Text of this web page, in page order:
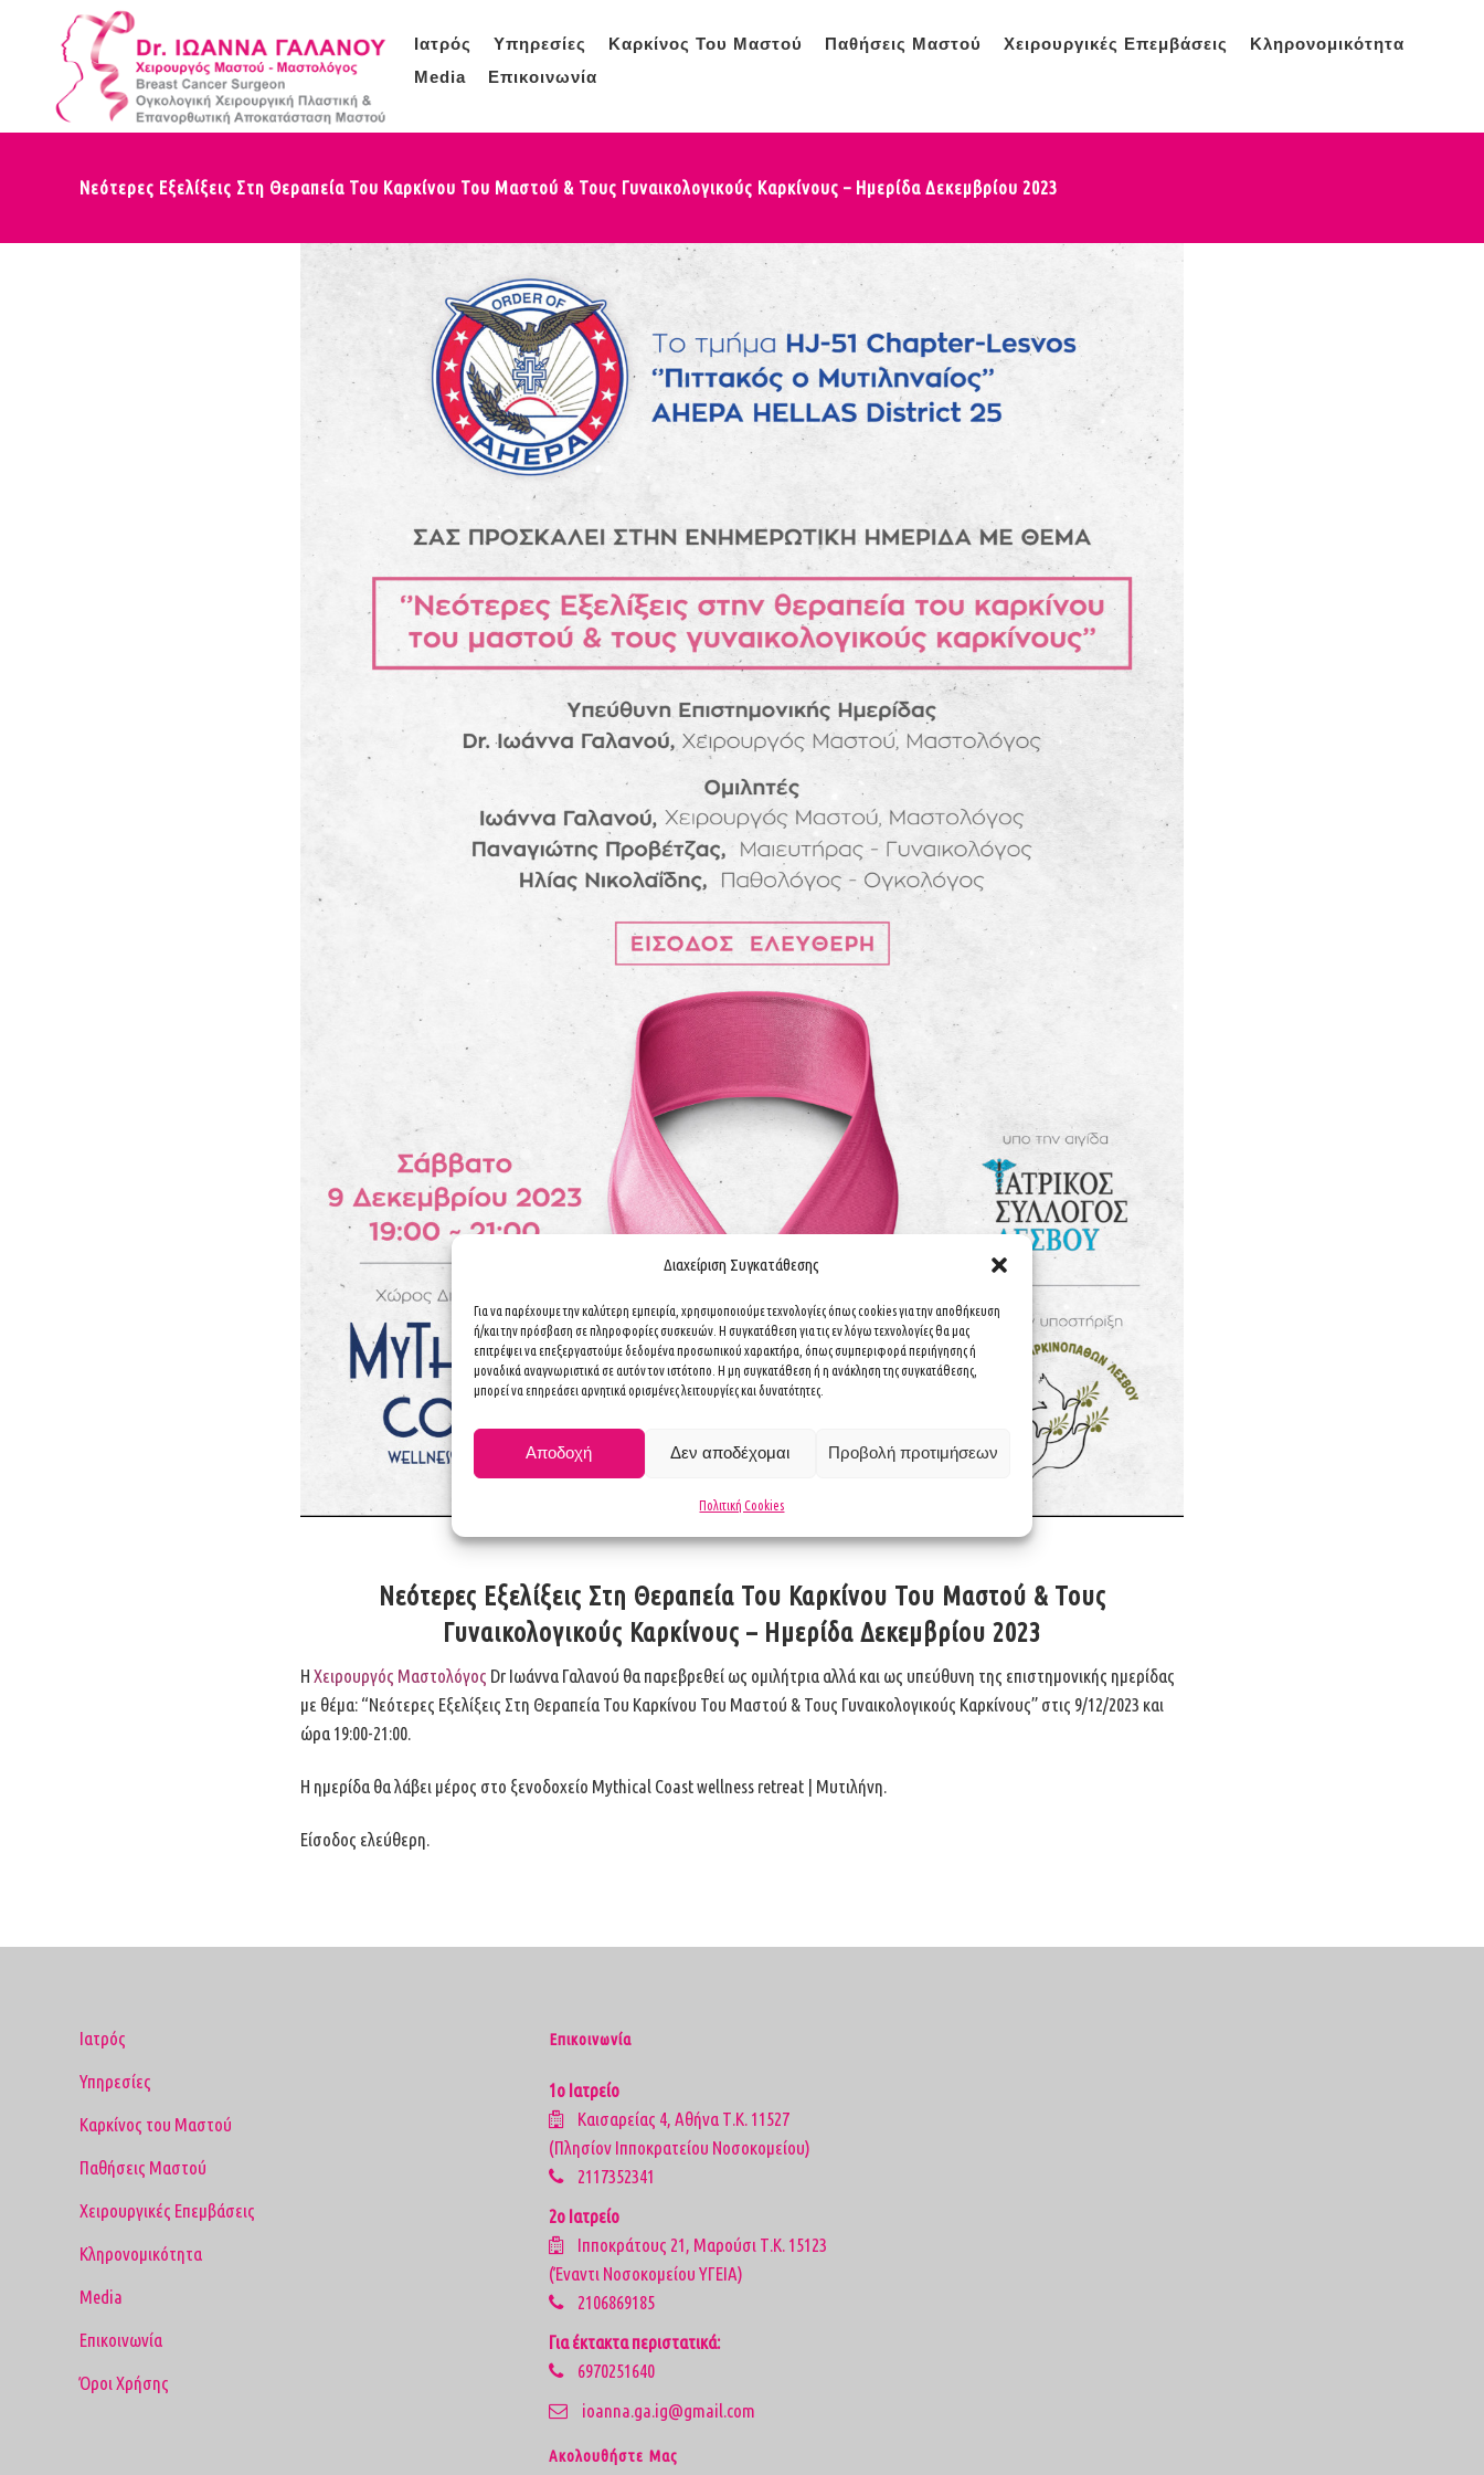
Διαχείριση Συγκατάθεσης
Για να παρέχουμε την καλύτερη εμπειρία, χρησιμοποιούμε τεχνολογίες όπως cookies για την αποθήκευση
ή/και την πρόσβαση σε πληροφορίες συσκευών. Η συγκατάθεση για τις εν λόγω τεχνολογίες θα μας
επιτρέψει να επεξεργαστούμε δεδομένα προσωπικού χαρακτήρα, όπως συμπεριφορά περιήγησης ή
μοναδικά αναγνωριστικά σε αυτόν τον ιστότοπο. Η μη συγκατάθεση ή η ανάκληση της συγκατάθεσης,
μπορεί να επηρεάσει αρνητικά ορισμένες λειτουργίες και δυνατότητες.
Αποδοχή Δεν αποδέχομαι Προβολή προτιμήσεων
Πολιτική Cookies
Ιατρός Υπηρεσίες Καρκίνος Του Μαστού Παθήσεις Μαστού Χειρουργικές Επεμβάσεις
Κληρονομικότητα
Media
Επικοινωνία
Νεότερες Εξελίξεις Στη Θεραπεία Του Καρκίνου Του Μαστού & Τους Γυναικολογικούς Καρκίνους – Ημερίδα Δεκεμβρίου 2023
Νεότερες Εξελίξεις Στη Θεραπεία Του Καρκίνου Του Μαστού & Τους
Γυναικολογικούς Καρκίνους – Ημερίδα Δεκεμβρίου 2023
Η Χειρουργός Μαστολόγος Dr Ιωάννα Γαλανού θα παρεβρεθεί ως ομιλήτρια αλλά και ως υπεύθυνη της επιστημονικής ημερίδας
με θέμα: “Νεότερες Εξελίξεις Στη Θεραπεία Του Καρκίνου Του Μαστού & Τους Γυναικολογικούς Καρκίνους” στις 9/12/2023 και
ώρα 19:00-21:00.
Η ημερίδα θα λάβει μέρος στο ξενοδοχείο Mythical Coast wellness retreat | Μυτιλήνη.
Είσοδος ελεύθερη.
Ιατρός
Υπηρεσίες
Καρκίνος του Μαστού
Παθήσεις Μαστού
Χειρουργικές Επεμβάσεις
Κληρονομικότητα
Media
Επικοινωνία
Όροι Χρήσης
Επικοινωνία
1ο Ιατρείο
Καισαρείας 4, Αθήνα Τ.Κ. 11527
(Πλησίον Ιπποκρατείου Νοσοκομείου)
2117352341
2ο Ιατρείο
Ιπποκράτους 21, Μαρούσι Τ.Κ. 15123
(Έναντι Νοσοκομείου ΥΓΕΙΑ)
2106869185
Για έκτακτα περιστατικά:
6970251640
ioanna.ga.ig@gmail.com
Aκολουθήστε Μας